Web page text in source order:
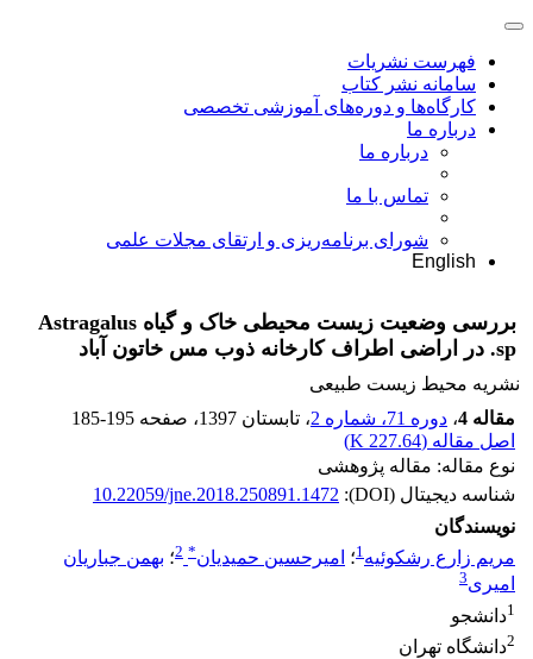
فهرست نشریات
سامانه نشر کتاب
کارگاه‌ها و دوره‌های آموزشی تخصصی
درباره ما
درباره ما
تماس با ما
شورای برنامه‌ریزی و ارتقای مجلات علمی
English
بررسی وضعیت زیست محیطی خاک و گیاه Astragalus
sp. در اراضی اطراف کارخانه ذوب مس خاتون آباد
نشریه محیط زیست طبیعی
مقاله 4
، دوره 71، شماره 2 ، تابستان 1397 ، صفحه 185-195
اصل مقاله (227.64 K
)
نوع مقاله: مقاله پژوهشی
شناسه دیجیتال (DOI):
10.22059/jne.2018.250891.1472
نویسندگان
مریم زارع رشکوئیه1؛ امیرحسین حمیدیان*
2؛ بهمن جباریان
امیری3
1دانشجو
2دانشگاه تهران